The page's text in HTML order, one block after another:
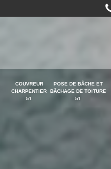
COUVREUR
CHARPENTIER
51
POSE DE BÂCHE ET
BÂCHAGE DE TOITURE
51